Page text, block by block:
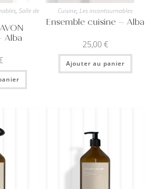
,Salle de
Alba
Cuisine,Les incontournables
Ensemble cuisine – Alba
25,00€
Ajouter au panier